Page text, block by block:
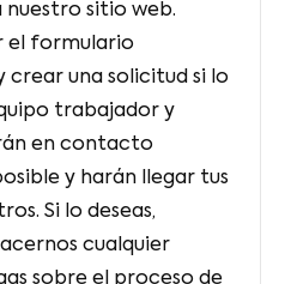
nuestro sitio web.
el formulario
una solicitud si lo
trabajador y
en contacto
y harán llegar tus
Si lo deseas,
cualquier
sobre el proceso de